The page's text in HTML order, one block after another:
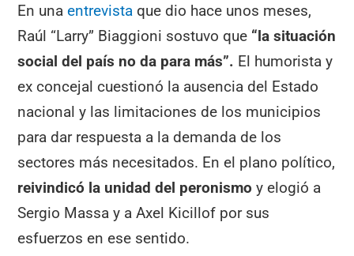
En unaentrevista que dio hace unos meses,
Raúl “Larry” Biaggioni sostuvo que “la situación
social del país no da para más”. El humorista y
ex concejal cuestionó la ausencia del Estado
nacional y las limitaciones de los municipios
para dar respuesta a la demanda de los
sectores más necesitados. En el plano político,
reivindicó la unidad del peronismo y elogió a
Sergio Massa y a Axel Kicillof por sus
esfuerzos en ese sentido.